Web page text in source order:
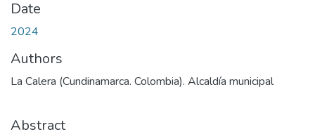
Date
2024
Authors
La Calera (Cundinamarca. Colombia). Alcaldía municipal
Abstract